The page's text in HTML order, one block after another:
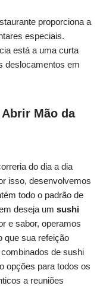
proporciona a
especiais.
está a uma curta
deslocamentos em
Mão da
do dia a dia
isso, desenvolvemos
todo o padrão de
deseja um sushi
e sabor, operamos
que sua refeição
de sushi
opções para todos os
a reuniões